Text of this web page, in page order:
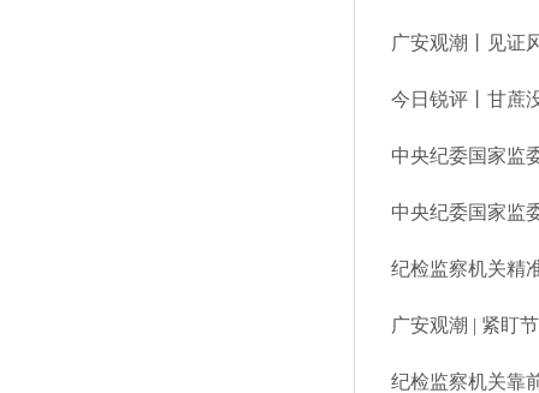
广安观潮丨见证
今日锐评丨甘蔗
中央纪委国家监
中央纪委国家监
纪检监察机关精
广安观潮 | 紧盯
纪检监察机关靠